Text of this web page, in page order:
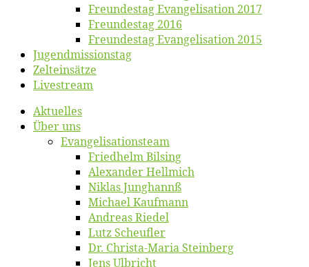
Freun­des­tag Evan­ge­li­sa­ti­on 2017
Freun­des­tag 2016
Freun­des­tag Evan­ge­li­sa­ti­on 2015
Jugend­mis­sions­tag
Zelt­ein­sät­ze
Live­stream
Ak­tu­el­les
Über uns
Evangelisa­tions­team
Fried­helm Bilsing
Alex­an­der Hellmich
Ni­klas Junghannß
Mi­cha­el Kaufmann
An­dre­as Riedel
Lutz Scheuf­ler
Dr. Chris­­ta-Ma­ria Steinberg
Jens Ulb­richt